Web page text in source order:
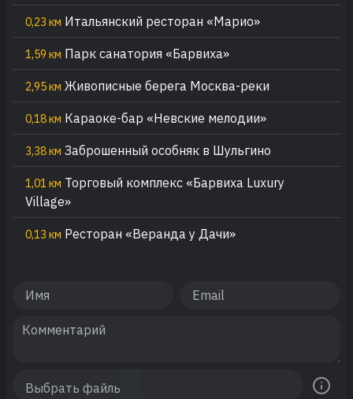
0,23 км Итальянский ресторан «Марио»
1,59 км Парк санатория «Барвиха»
2,95 км Живописные берега Москва-реки
0,18 км Караоке-бар «Невские мелодии»
3,38 км Заброшенный особняк в Шульгино
1,01 км Торговый комплекс «Барвиха Luxury
Village»
0,13 км Ресторан «Веранда у Дачи»